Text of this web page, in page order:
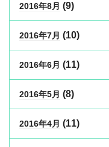
2016年8月 (9)
2016年7月 (10)
2016年6月 (11)
2016年5月 (8)
2016年4月 (11)